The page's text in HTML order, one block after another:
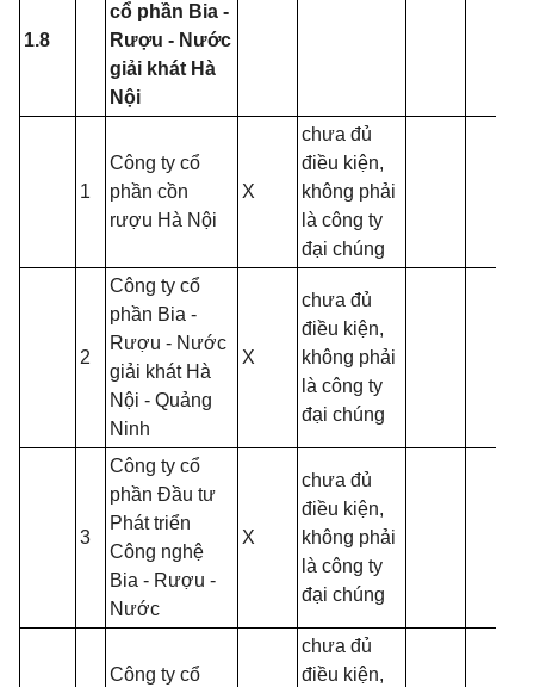
1.8
cổ phần Bia -
Rượu - Nước
giải khát Hà
Nội
1
Công ty cổ
phần cồn
rượu Hà Nội
X
chưa đủ
điều kiện,
không phải
là công ty
đại chúng
2
Công ty cổ
phần Bia -
Rượu - Nước
giải khát Hà
Nội - Quảng
Ninh
X
chưa đủ
điều kiện,
không phải
là công ty
đại chúng
3
Công ty cổ
phần Đầu tư
Phát triển
Công nghệ
Bia - Rượu -
Nước
X
chưa đủ
điều kiện,
không phải
là công ty
đại chúng
Công ty cổ
chưa đủ
điều kiện,